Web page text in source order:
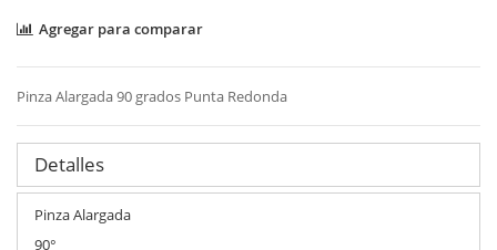
Agregar para comparar
Pinza Alargada 90 grados Punta Redonda
Detalles
Pinza Alargada
90°